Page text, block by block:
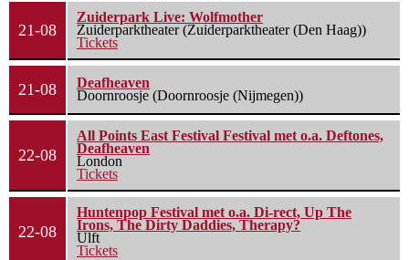
21-08
Zuiderpark Live: Wolfmother
Zuiderparktheater (Zuiderparktheater (Den Haag))
Tickets
21-08
Deafheaven
Doornroosje (Doornroosje (Nijmegen))
22-08
All Points East Festival Festival met o.a. Deftones,
Deafheaven
London
Tickets
22-08
Huntenpop Festival met o.a. Di-rect, Up The
Irons, The Dirty Daddies, Therapy?
Ulft
Tickets